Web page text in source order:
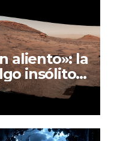
aliento»: la
insólito